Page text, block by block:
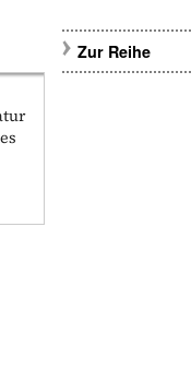
Zur Reihe